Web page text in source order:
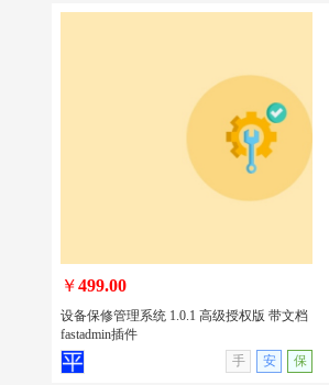
经销商订货管理系统 1.6.0 高级授权版
无演示
￥499.00
设备保修管理系统 1.0.1 高级授权版 带文档
fastadmin插件
手
安 保